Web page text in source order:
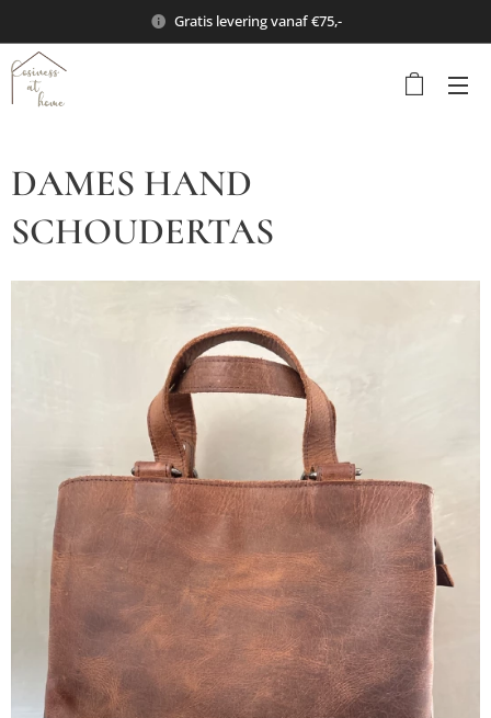
Gratis levering vanaf €75,-
DAMES HAND
SCHOUDERTAS